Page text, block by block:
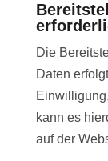
Die
Daten
kann es
auf der